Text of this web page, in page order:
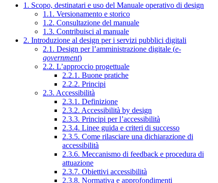
1. Scopo, destinatari e uso del Manuale operativo di design
1.1. Versionamento e storico
1.2. Consultazione del manuale
1.3. Contribuisci al manuale
2. Introduzione al design per i servizi pubblici digitali
2.1. Design per l’amministrazione digitale (e-
government)
2.2. L’approccio progettuale
2.2.1. Buone pratiche
2.2.2. Principi
2.3. Accessibilità
2.3.1. Definizione
2.3.2. Accessibilità by design
2.3.3. Principi per l’accessibilità
2.3.4. Linee guida e criteri di successo
2.3.5. Come rilasciare una dichiarazione di
accessibilità
2.3.6. Meccanismo di feedback e procedura di
attuazione
2.3.7. Obiettivi accessibilità
2.3.8. Normativa e approfondimenti